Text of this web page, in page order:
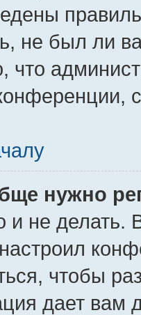
не был ли
что
нужно
не делать.
чтобы
дает вам